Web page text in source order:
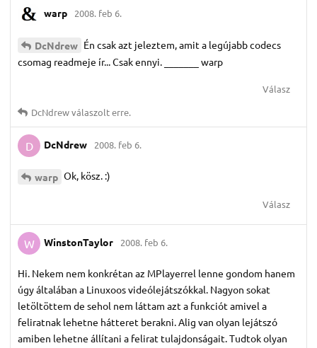
warp 2008. feb 6.
DcNdrew Én csak azt jeleztem, amit a legújabb codecs
csomag readmeje ír... Csak ennyi. _______ warp
Válasz
DcNdrewválaszolt erre.
D DcNdrew 2008. feb 6.
warp Ok, kösz. :)
Válasz
W WinstonTaylor 2008. feb 6.
Hi. Nekem nem konkrétan az MPlayerrel lenne gondom hanem
úgy általában a Linuxoos videólejátszókkal. Nagyon sokat
letöltöttem de sehol nem láttam azt a funkciót amivel a
feliratnak lehetne hátteret berakni. Alig van olyan lejátszó
amiben lehetne állítani a felirat tulajdonságait. Tudtok olyan